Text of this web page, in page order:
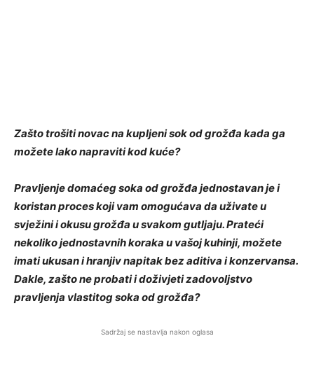
Zašto trošiti novac na kupljeni sok od grožđa kada ga
možete lako napraviti kod kuće?
Pravljenje domaćeg soka od grožđa jednostavan je i
koristan proces koji vam omogućava da uživate u
svježini i okusu grožđa u svakom gutljaju. Prateći
nekoliko jednostavnih koraka u vašoj kuhinji, možete
imati ukusan i hranjiv napitak bez aditiva i konzervansa.
Dakle, zašto ne probati i doživjeti zadovoljstvo
pravljenja vlastitog soka od grožđa?
Sadržaj se nastavlja nakon oglasa